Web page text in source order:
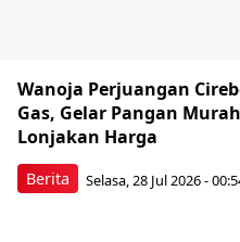
Berita
Wanoja Perjuangan
Gas, Gelar Pangan
Lonjakan Harga
Selasa, 28 Jul 2026 -